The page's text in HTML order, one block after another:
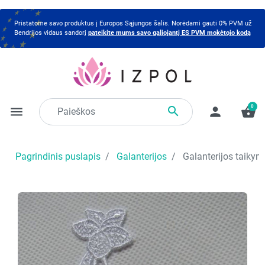
Pristatome savo produktus į Europos Sąjungos šalis. Norėdami gauti 0% PVM už
Bendrijos vidaus sandorį pateikite mums savo galiojantį ES PVM mokėtojo kodą
menu  person shopping_basket
0
Pagrindinis puslapis Galanterijos Galanterijos